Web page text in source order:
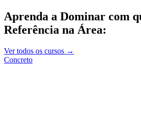
Aprenda a Dominar com
Referência na Área:
Ver todos os cursos →
Concreto